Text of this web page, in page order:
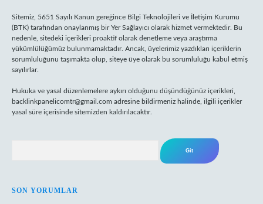
Sitemiz, 5651 Sayılı Kanun gereğince Bilgi Teknolojileri ve İletişim Kurumu
(BTK) tarafından onaylanmış bir Yer Sağlayıcı olarak hizmet vermektedir. Bu
nedenle, sitedeki içerikleri proaktif olarak denetleme veya araştırma
yükümlülüğümüz bulunmamaktadır. Ancak, üyelerimiz yazdıkları içeriklerin
sorumluluğunu taşımakta olup, siteye üye olarak bu sorumluluğu kabul etmiş
sayılırlar.
Hukuka ve yasal düzenlemelere aykırı olduğunu düşündüğünüz içerikleri,
backlinkpanelicomtr@gmail.com adresine bildirmeniz halinde, ilgili içerikler
yasal süre içerisinde sitemizden kaldırılacaktır.
SON YORUMLAR